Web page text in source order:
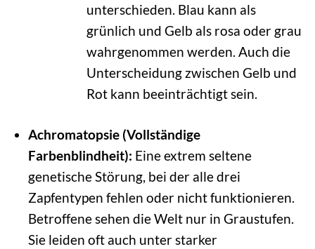
unterschieden. Blau kann als
grünlich und Gelb als rosa oder grau
wahrgenommen werden. Auch die
Unterscheidung zwischen Gelb und
Rot kann beeinträchtigt sein.
Achromatopsie (Vollständige
Farbenblindheit): Eine extrem seltene
genetische Störung, bei der alle drei
Zapfentypen fehlen oder nicht funktionieren.
Betroffene sehen die Welt nur in Graustufen.
Sie leiden oft auch unter starker